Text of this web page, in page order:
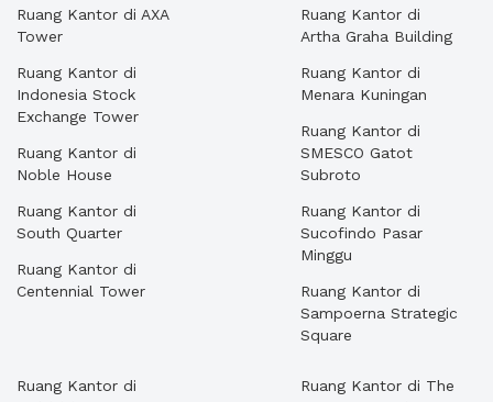
Ruang Kantor di AXA
Tower
Ruang Kantor di
Indonesia Stock
Exchange Tower
Ruang Kantor di
Noble House
Ruang Kantor di
South Quarter
Ruang Kantor di
Centennial Tower
Ruang Kantor di
Artha Graha Building
Ruang Kantor di
Menara Kuningan
Ruang Kantor di
SMESCO Gatot
Subroto
Ruang Kantor di
Sucofindo Pasar
Minggu
Ruang Kantor di
Sampoerna Strategic
Square
Ruang Kantor di
Ruang Kantor di The